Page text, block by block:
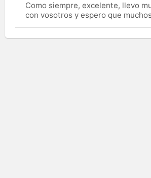
Como siempre, excelente, llevo
con vosotros y espero que